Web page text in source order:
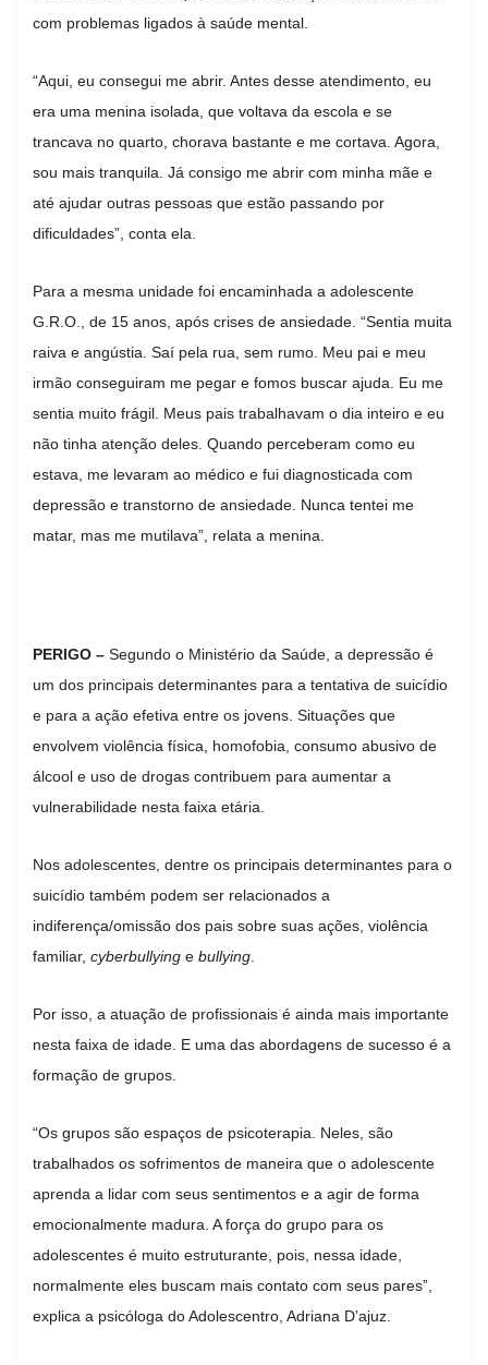
com problemas ligados à saúde mental.
“Aqui, eu consegui me abrir. Antes desse atendimento, eu
era uma menina isolada, que voltava da escola e se
trancava no quarto, chorava bastante e me cortava. Agora,
sou mais tranquila. Já consigo me abrir com minha mãe e
até ajudar outras pessoas que estão passando por
dificuldades”, conta ela.
Para a mesma unidade foi encaminhada a adolescente
G.R.O., de 15 anos, após crises de ansiedade. “Sentia muita
raiva e angústia. Saí pela rua, sem rumo. Meu pai e meu
irmão conseguiram me pegar e fomos buscar ajuda. Eu me
sentia muito frágil. Meus pais trabalhavam o dia inteiro e eu
não tinha atenção deles. Quando perceberam como eu
estava, me levaram ao médico e fui diagnosticada com
depressão e transtorno de ansiedade. Nunca tentei me
matar, mas me mutilava”, relata a menina.
PERIGO – Segundo o Ministério da Saúde, a depressão é
um dos principais determinantes para a tentativa de suicídio
e para a ação efetiva entre os jovens. Situações que
envolvem violência física, homofobia, consumo abusivo de
álcool e uso de drogas contribuem para aumentar a
vulnerabilidade nesta faixa etária.
Nos adolescentes, dentre os principais determinantes para o
suicídio também podem ser relacionados a
indiferença/omissão dos pais sobre suas ações, violência
familiar, cyberbullying e bullying
Por isso, a atuação de profissionais é ainda mais importante
nesta faixa de idade. E uma das abordagens de sucesso é a
formação de grupos.
“Os grupos são espaços de psicoterapia. Neles, são
trabalhados os sofrimentos de maneira que o adolescente
aprenda a lidar com seus sentimentos e a agir de forma
emocionalmente madura. A força do grupo para os
adolescentes é muito estruturante, pois, nessa idade,
normalmente eles buscam mais contato com seus pares”,
explica a psicóloga do Adolescentro, Adriana D’ajuz.